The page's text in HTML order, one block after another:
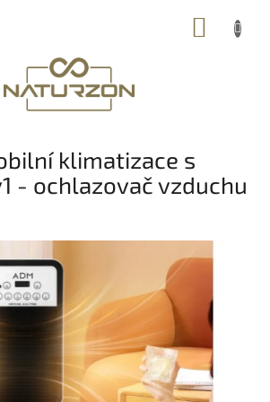
klimatizace s
- ochlazovač vzduchu